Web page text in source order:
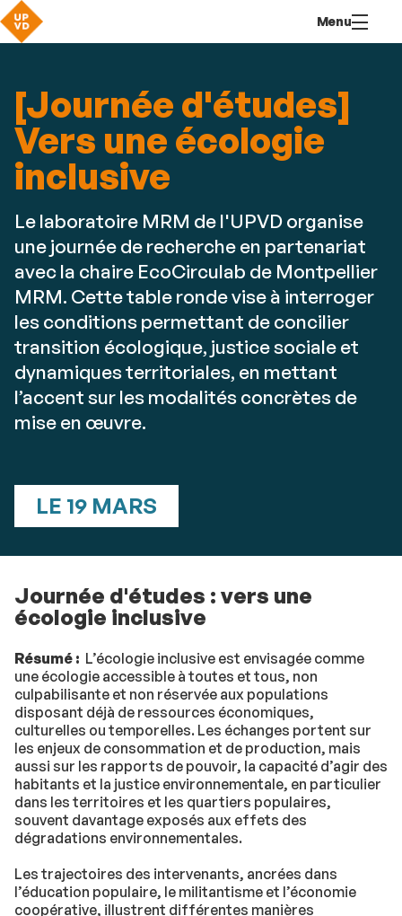
contenu
Menu
[Journée d'études]
Vers une écologie
inclusive
Le laboratoire MRM de l'UPVD organise
une journée de recherche en partenariat
avec la chaire EcoCirculab de Montpellier
MRM. Cette table ronde vise à interroger
les conditions permettant de concilier
transition écologique, justice sociale et
dynamiques territoriales, en mettant
l’accent sur les modalités concrètes de
mise en œuvre.
LE 19 MARS
Journée d'études : vers une
écologie inclusive
Résumé : L’écologie inclusive est envisagée comme
une écologie accessible à toutes et tous, non
culpabilisante et non réservée aux populations
disposant déjà de ressources économiques,
culturelles ou temporelles. Les échanges portent sur
les enjeux de consommation et de production, mais
aussi sur les rapports de pouvoir, la capacité d’agir des
habitants et la justice environnementale, en particulier
dans les territoires et les quartiers populaires,
souvent davantage exposés aux effets des
dégradations environnementales.
Les trajectoires des intervenants, ancrées dans
l’éducation populaire, le militantisme et l’économie
coopérative, illustrent différentes manières